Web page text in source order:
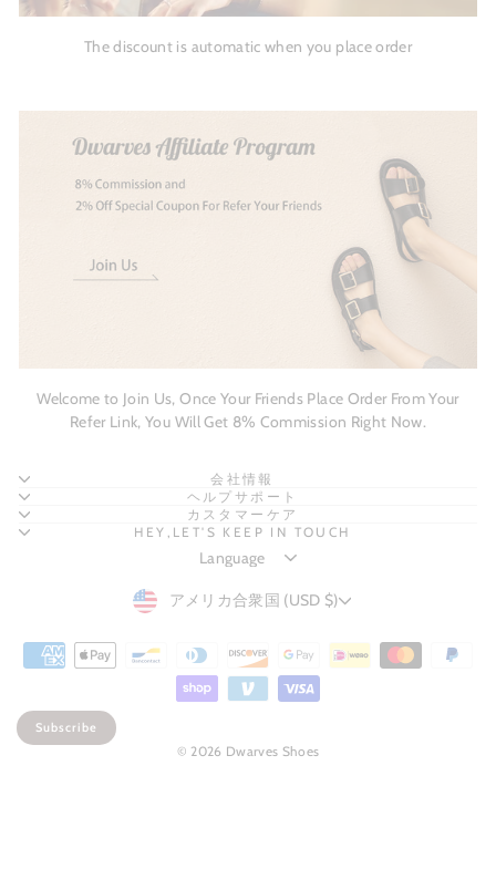
The discount is automatic when you place order
Welcome to Join Us, Once Your Friends Place Order From Your
Refer Link, You Will Get 8% Commission Right Now.
会社情報
ヘルプサポート
カスタマーケア
HEY,LET'S KEEP IN TOUCH
CURRENCY
アメリカ合衆国 (USD $)
© 2026 Dwarves Shoes
Subscribe